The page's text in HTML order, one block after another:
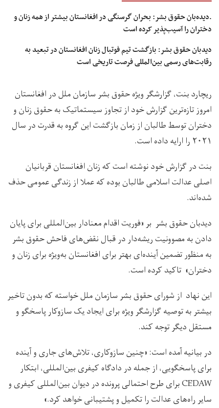
.دیده‌بان حقوق بشر: بحران گرسنگی در افغانستان بیشتر از همه زنان و
دختران را آسیب‌پذیر کرده است
دیدبان حقوق بشر: بازگشت تیم فوتبال زنان افغانستان در تبعید به
رقابت‌های رسمی بین‌المللی فرصت تاریخی است
ریچارد بنت، گزارشگر ویژه حقوق بشر سازمان ملل در افغانستان
امروز تازه‌ترین گزارش خود از تجاوز سیستماتیک به حقوق زنان و
دختران توسط طالبان از زمان بازگشت این گروه به قدرت در سال
۲۰۲۱ را ارایه داده است.
بنت در گزارش خود نوشته است که زنان افغانستان قربانیان
اصلی عدالت اسلامی طالبان بوده که عملا از زندگی عمومی حذف
شده‌اند.
دیدبان حقوق بشر بر «فوریت اقدام معنادار بین‌المللی برای پایان
دادن به مصوونیت ریشه‌دار در قبال نقض‌های فاحش حقوق بشر
به منظور تضمین آینده‌ای بهتر برای افغانستان به‌ویژه برای زنان و
دختران» تاکید کرده است.
این نهاد از شورای حقوق بشر سازمان ملل خواسته که بدون تاخیر
بیشتر به توصیه گزارشگر ویژه برای ایجاد یک سازوکار پاسخگو و
مستقل دیگر توجه کند.
در بیانیه آمده است: «چنین سازوکاری، تلاش‌های جاری و آینده
برای پاسخگویی، از جمله در دادگاه کیفری بین‌المللی، ابتکار
CEDAW برای طرح احتمالی پرونده در دیوان بین‌المللی کیفری و
سایر راه‌های عدالت را تکمیل و پشتیبانی خواهد کرد.»